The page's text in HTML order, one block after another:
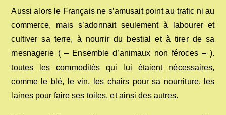
Aussi alors le Français ne s’amusait point au trafic ni au
commerce, mais s’adonnait seulement à labourer et
cultiver sa terre, à nourrir du bestial et à tirer de sa
mesnagerie ( – Ensemble d’animaux non féroces – ).
toutes les commodités qui lui étaient nécessaires,
comme le blé, le vin, les chairs pour sa nourriture, les
laines pour faire ses toiles, et ainsi des autres.